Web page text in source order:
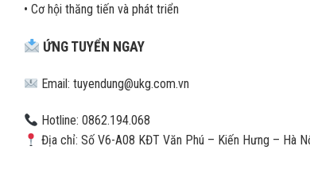
• Cơ hội thăng tiến và phát triển
ỨNG TUYỂN NGAY
Email: tuyendung@ukg.com.vn
Hotline: 0862.194.068
Địa chỉ: Số V6-A08 KĐT Văn Phú – Kiến Hưng – Hà